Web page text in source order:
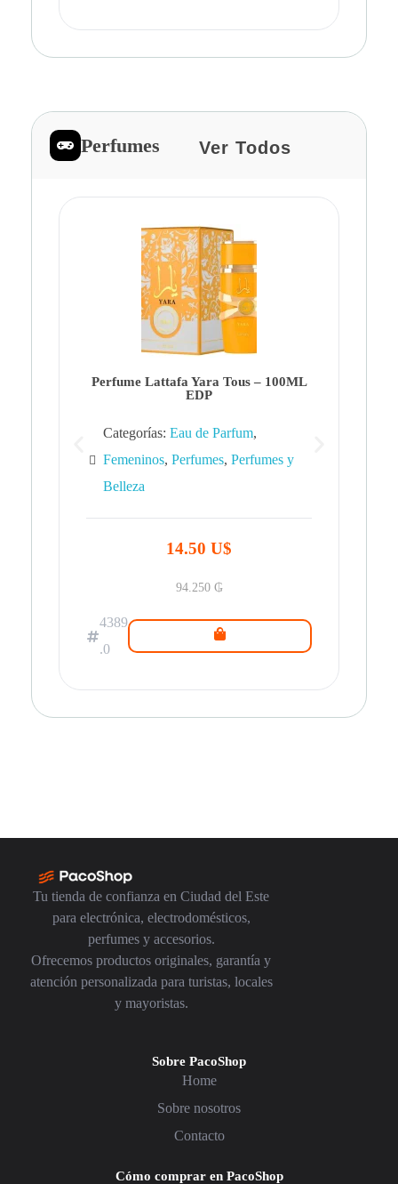
Perfumes Ver Todos
Perfume Lattafa Yara Tous – 100ML
EDP
Categorías: Eau de Parfum,
Femeninos, Perfumes, Perfumes y
Belleza
14.50 U$
94.250 ₲
4389
.0
Tu tienda de confianza en Ciudad del Este
para electrónica, electrodomésticos,
perfumes y accesorios.
Ofrecemos productos originales, garantía y
atención personalizada para turistas, locales
y mayoristas.
Sobre PacoShop
Home
Sobre nosotros
Contacto
Cómo comprar en PacoShop